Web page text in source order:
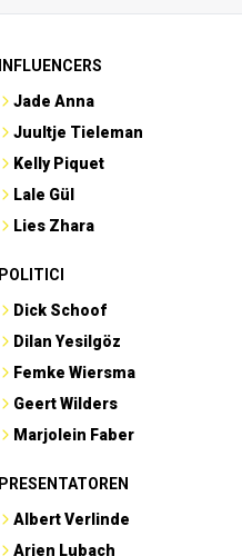
INFLUENCERS
Jade Anna
Juultje Tieleman
Kelly Piquet
Lale Gül
Lies Zhara
POLITICI
Dick Schoof
Dilan Yesilgöz
Femke Wiersma
Geert Wilders
Marjolein Faber
PRESENTATOREN
Albert Verlinde
Arjen Lubach